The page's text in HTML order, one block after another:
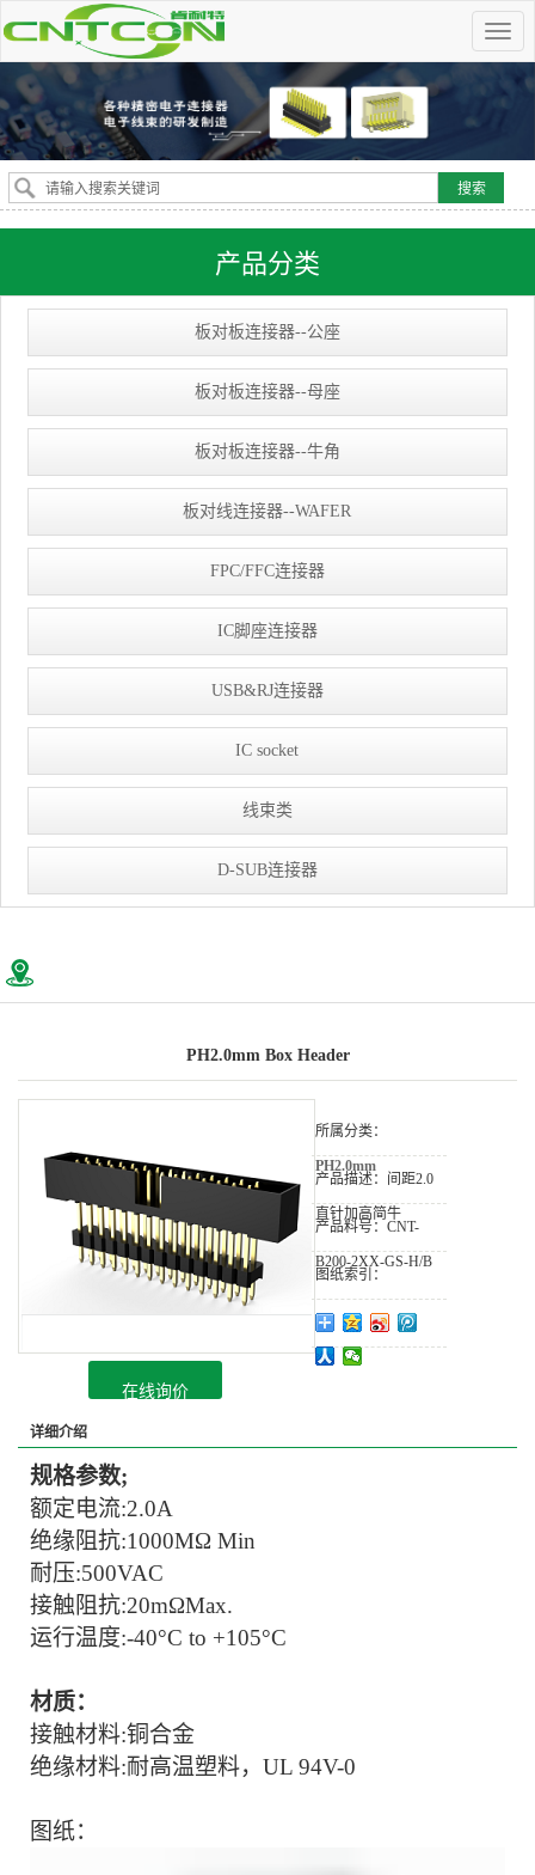
产品分类
板对板连接器--公座
板对板连接器--母座
板对板连接器--牛角
板对线连接器--WAFER
FPC/FFC连接器
IC脚座连接器
USB&RJ连接器
IC socket
线束类
D-SUB连接器
PH2.0mm Box Header
所属分类：
PH2.0mm
产品描述： 间距2.0
直针加高简牛
产品料号： CNT-
B200-2XX-GS-H/B
图纸索引：
在线询价
详细介绍
规格参数;
额定电流:2.0A
绝缘阻抗:1000MΩ Min
耐压:500VAC
接触阻抗:20mΩMax.
运行温度:-40°C to +105°C
材质：
接触材料:铜合金
绝缘材料:耐高温塑料，UL 94V-0
图纸：